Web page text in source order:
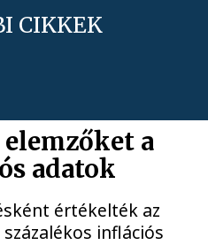
CIKKEK
a
adatok
értékelték az
inflációs